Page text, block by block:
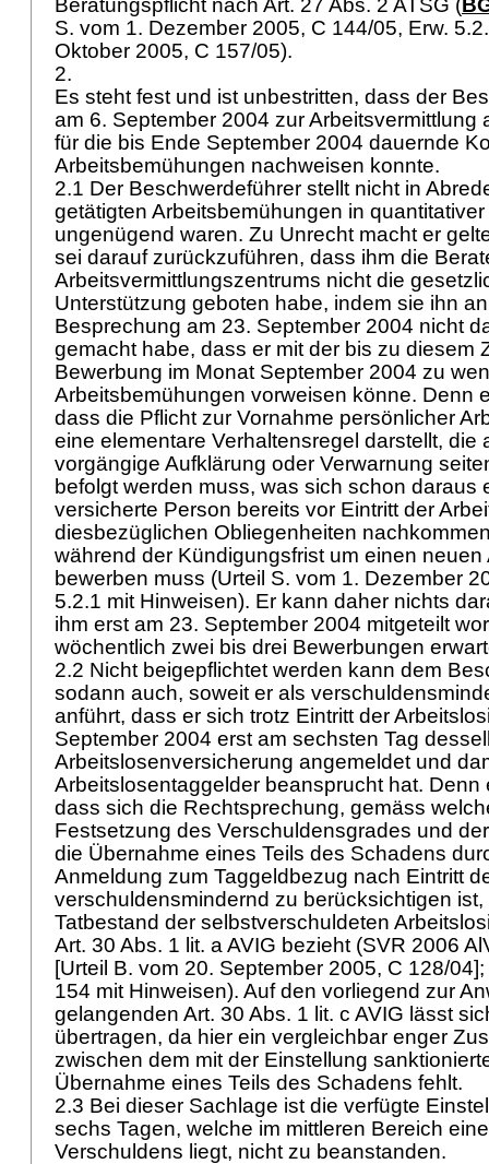
Beratungspflicht nach Art. 27 Abs. 2 ATSG (
S. vom 1. Dezember 2005, C 144/05, Erw.
Oktober 2005, C 157/05).
2.
Es steht fest und ist unbestritten, dass der
am 6. September 2004 zur Arbeitsvermittlung
für die bis Ende September 2004 dauernde
Arbeitsbemühungen nachweisen konnte.
2.1 Der Beschwerdeführer stellt nicht in
getätigten Arbeitsbemühungen in
ungenügend waren. Zu Unrecht macht er
sei darauf zurückzuführen, dass ihm die
Arbeitsvermittlungszentrums nicht die
Unterstützung geboten habe, indem sie ihn
Besprechung am 23. September 2004 nicht
gemacht habe, dass er mit der bis zu diesem
Bewerbung im Monat September 2004 zu
Arbeitsbemühungen vorweisen könne. Denn
dass die Pflicht zur Vornahme persönlicher
eine elementare Verhaltensregel darstellt, die
vorgängige Aufklärung oder Verwarnung
befolgt werden muss, was sich schon daraus
versicherte Person bereits vor Eintritt der
diesbezüglichen Obliegenheiten
während der Kündigungsfrist um einen neuen
bewerben muss (Urteil S. vom 1. Dezember
5.2.1 mit Hinweisen). Er kann daher nichts
ihm erst am 23. September 2004 mitgeteilt
wöchentlich zwei bis drei Bewerbungen
2.2 Nicht beigepflichtet werden kann dem
sodann auch, soweit er als
anführt, dass er sich trotz Eintritt der
September 2004 erst am sechsten Tag
Arbeitslosenversicherung angemeldet und
Arbeitslosentaggelder beansprucht hat. Denn
dass sich die Rechtsprechung, gemäss
Festsetzung des Verschuldensgrades und
die Übernahme eines Teils des Schadens
Anmeldung zum Taggeldbezug nach Eintritt
verschuldensmindernd zu berücksichtigen
Tatbestand der selbstverschuldeten
Art. 30 Abs. 1 lit. a AVIG bezieht (SVR 2006
[Urteil B. vom 20. September 2005, C 128/
154 mit Hinweisen). Auf den vorliegend zur
gelangenden Art. 30 Abs. 1 lit. c AVIG lässt
übertragen, da hier ein vergleichbar enger
zwischen dem mit der Einstellung
Übernahme eines Teils des Schadens fehlt.
2.3 Bei dieser Sachlage ist die verfügte
sechs Tagen, welche im mittleren Bereich
Verschuldens liegt, nicht zu beanstanden.